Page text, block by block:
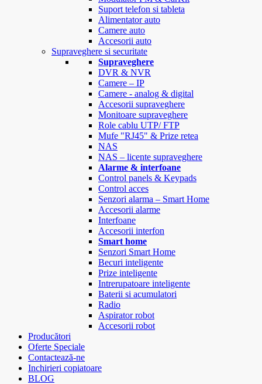
Suport telefon si tableta
Alimentator auto
Camere auto
Accesorii auto
Supraveghere si securitate
Supraveghere
DVR & NVR
Camere – IP
Camere - analog & digital
Accesorii supraveghere
Monitoare supraveghere
Role cablu UTP/ FTP
Mufe "RJ45" & Prize retea
NAS
NAS – licente supraveghere
Alarme & interfoane
Control panels & Keypads
Control acces
Senzori alarma – Smart Home
Accesorii alarme
Interfoane
Accesorii interfon
Smart home
Senzori Smart Home
Becuri inteligente
Prize inteligente
Intrerupatoare inteligente
Baterii si acumulatori
Radio
Aspirator robot
Accesorii robot
Producători
Oferte Speciale
Contactează-ne
Inchirieri copiatoare
BLOG